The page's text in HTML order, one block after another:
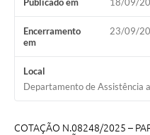
Encerramento
em
23/09/
Local
Departamento de Assistência
COTAÇÃO N.08248/2025 –